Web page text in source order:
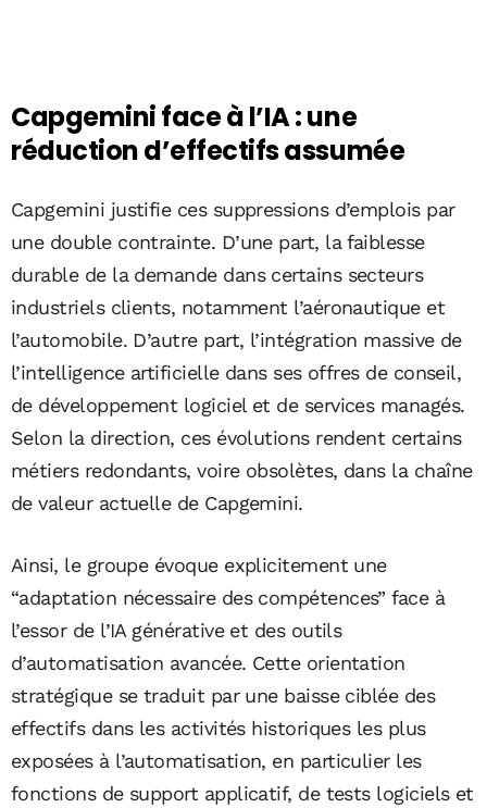
Capgemini face à l’IA : une
réduction d’effectifs assumée
Capgemini justifie ces suppressions d’emplois par
une double contrainte. D’une part, la faiblesse
durable de la demande dans certains secteurs
industriels clients, notamment l’aéronautique et
l’automobile. D’autre part, l’intégration massive de
l’intelligence artificielle dans ses offres de conseil,
de développement logiciel et de services managés.
Selon la direction, ces évolutions rendent certains
métiers redondants, voire obsolètes, dans la chaîne
de valeur actuelle de Capgemini.
Ainsi, le groupe évoque explicitement une
“adaptation nécessaire des compétences” face à
l’essor de l’IA générative et des outils
d’automatisation avancée. Cette orientation
stratégique se traduit par une baisse ciblée des
effectifs dans les activités historiques les plus
exposées à l’automatisation, en particulier les
fonctions de support applicatif, de tests logiciels et